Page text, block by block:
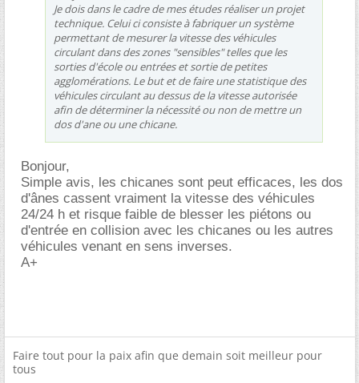
Je dois dans le cadre de mes études réaliser un projet
technique. Celui ci consiste à fabriquer un système
permettant de mesurer la vitesse des véhicules
circulant dans des zones "sensibles" telles que les
sorties d'école ou entrées et sortie de petites
agglomérations. Le but et de faire une statistique des
véhicules circulant au dessus de la vitesse autorisée
afin de déterminer la nécessité ou non de mettre un
dos d'ane ou une chicane.
Bonjour,
Simple avis, les chicanes sont peut efficaces, les dos
d'ânes cassent vraiment la vitesse des véhicules
24/24 h et risque faible de blesser les piétons ou
d'entrée en collision avec les chicanes ou les autres
véhicules venant en sens inverses.
A+
Faire tout pour la paix afin que demain soit meilleur pour
tous